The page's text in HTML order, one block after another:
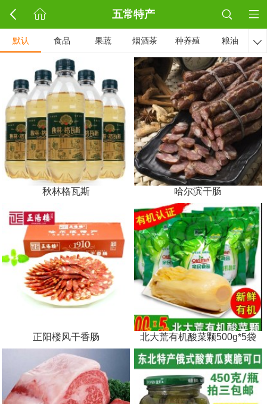
五常特产
默认 食品 果蔬 烟酒茶 种养殖 粮油 
秋林格瓦斯 哈尔滨干肠
正阳楼风干香肠 北大荒有机酸菜颗500g*5袋